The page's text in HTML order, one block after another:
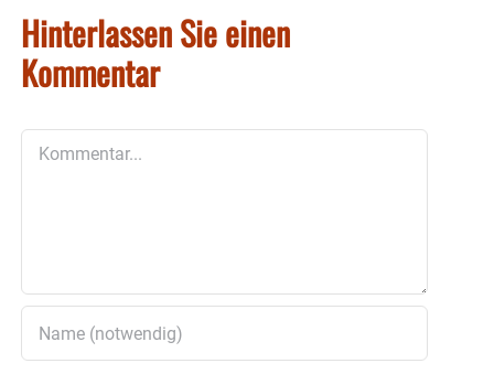
Hinterlassen Sie einen
Kommentar